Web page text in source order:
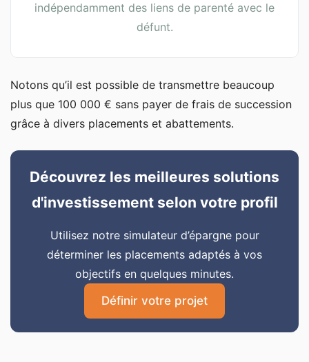
indépendamment des liens de parenté avec le
défunt.
Notons qu’il est possible de transmettre beaucoup
plus que 100 000 € sans payer de frais de succession
grâce à divers placements et abattements.
Découvrez les meilleures solutions
d'investissement selon votre profil
Utilisez notre simulateur d’épargne pour
déterminer les placements adaptés à vos
objectifs en quelques minutes.
Définir votre projet